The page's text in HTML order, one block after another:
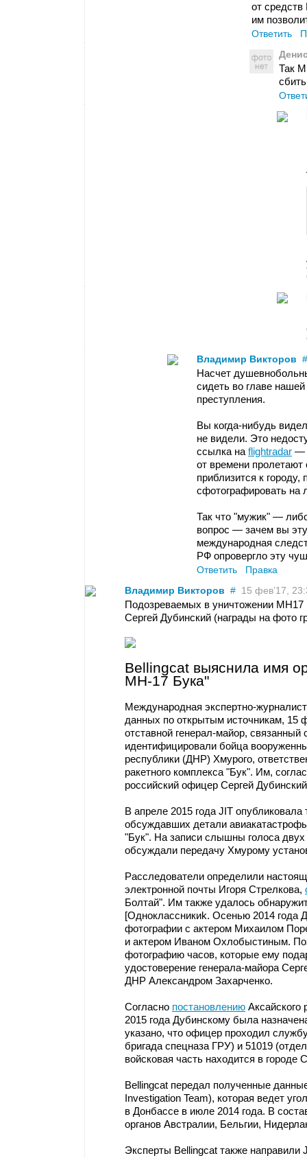
от
им
Ответить
Так
Владимир Викторов #
Насчет
сидеть во главе
преступления.
Вы когда-нибудь
не видели. Это
ссылка на flightradar —
от времени
приблизится к
сфотографировать на
Так что "мужик" —
вопрос — зачем вы
международная
РФ опровергло эту
Ответить
Правка
Владимир Викторов # 15 фев’17,
Подозреваемых в уничтожении
Сергей Дубинский (награды на фото
Bellingcat выяснила имя
MH-17 Бука"
Международная экспертно-
данных по открытым источникам, 15
отставной генерал-майор,
идентифицировали бойца
республики (ДНР) Хмурого,
ракетного комплекса "Бук". Им,
российский офицер Сергей
В апреле 2015 года JIT
обсуждавших детали
"Бук". На записи слышны голоса
обсуждали передачу Хмурому
Расследователи определили
электронной почты Игоря Стрелкова,
Болтай". Им также удалось
[Одноклассникиk. Осенью 2014 года
фотографии с актером Михаилом
и актером Иваном Охлобыстиным.
фотографию часов, которые ему
удостоверение генерала-майора
ДНР Александром Захарченко.
Согласно постановлению Аксайского
2015 года Дубинскому была
указано, что офицер проходил
бригада спецназа ГРУ) и 51019
войсковая часть находится в городе
Bellingcat передал полученные
Investigation Team), которая ведет
в Донбассе в июле 2014 года. В
органов Австралии, Бельгии,
Эксперты Bellingcat также направили